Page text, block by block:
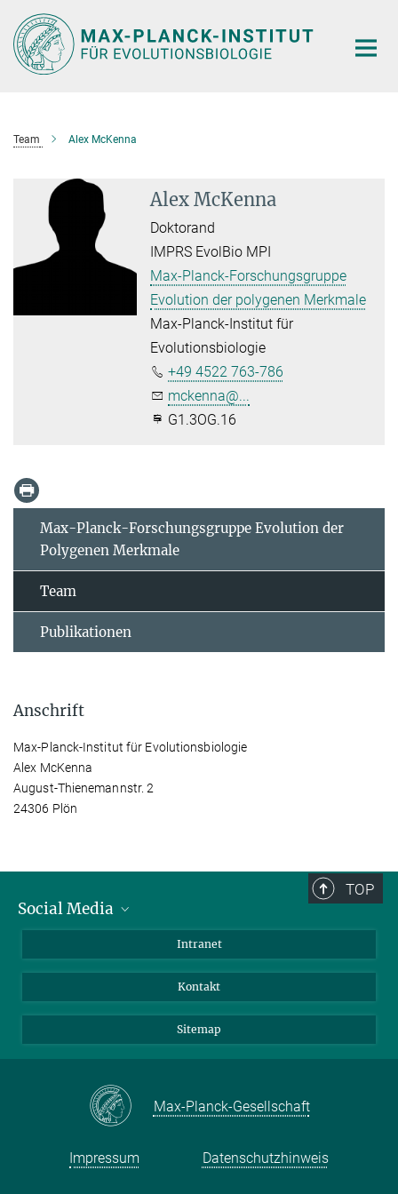
Hauptinhalt
Team Alex McKenna
Alex McKenna
Doktorand
IMPRS EvolBio MPI
Max-Planck-Forschungsgruppe
Evolution der polygenen Merkmale
Max-Planck-Institut für
Evolutionsbiologie
+49 4522 763-786
mckenna@...
G1.3OG.16
Max-Planck-Forschungsgruppe Evolution der
Polygenen Merkmale
Team
Publikationen
Anschrift
Max-Planck-Institut für Evolutionsbiologie
Alex McKenna
August-Thienemannstr. 2
24306 Plön
TOP
Social Media
Intranet
Kontakt
Sitemap
Max-Planck-Gesellschaft
Impressum Datenschutzhinweis